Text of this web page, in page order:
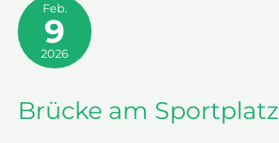
Feb.
9
2026
Brücke am Sportplatz